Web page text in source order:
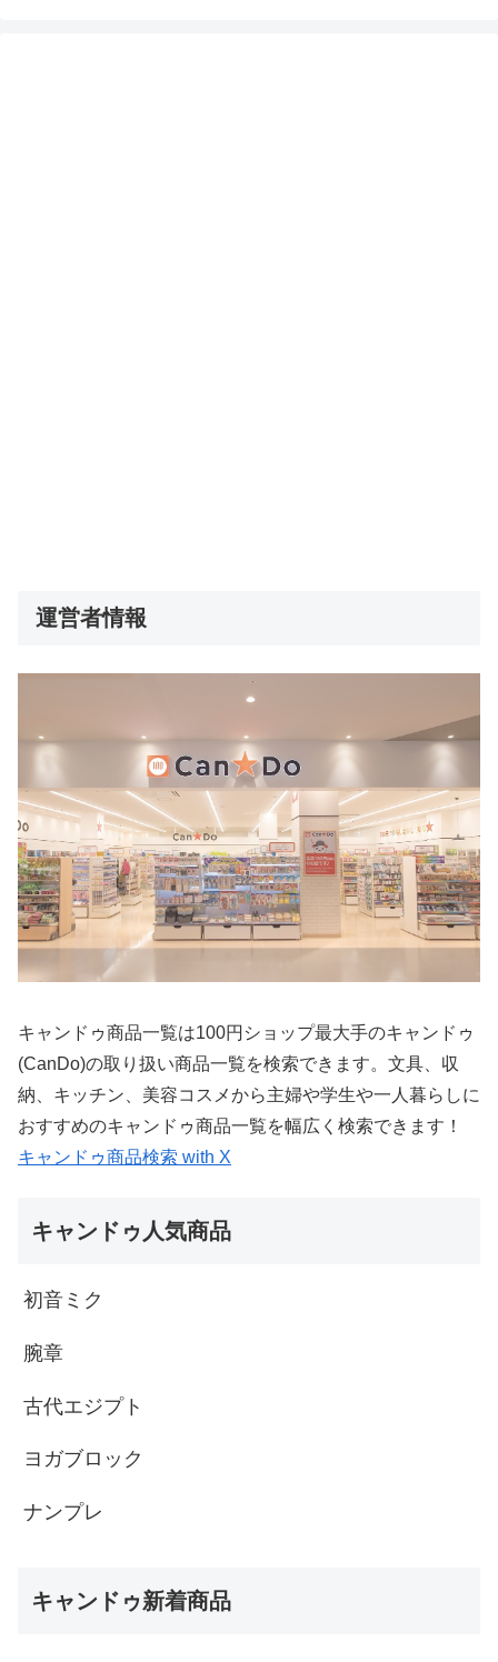
運営者情報
キャンドゥ商品一覧は100円ショップ最大手のキャンドゥ
(CanDo)の取り扱い商品一覧を検索できます。文具、収
納、キッチン、美容コスメから主婦や学生や一人暮らしに
おすすめのキャンドゥ商品一覧を幅広く検索できます！
キャンドゥ商品検索 with X
キャンドゥ人気商品
初音ミク
腕章
古代エジプト
ヨガブロック
ナンプレ
キャンドゥ新着商品